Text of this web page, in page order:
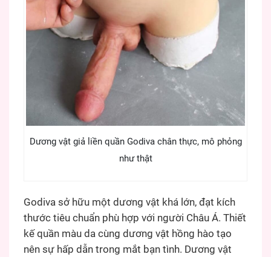
Dương vật giả liền quần Godiva chân thực, mô phỏng
như thật
Godiva sở hữu một dương vật khá lớn, đạt kích
thước tiêu chuẩn phù hợp với người Châu Á. Thiết
kế quần màu da cùng dương vật hồng hào tạo
nên sự hấp dẫn trong mắt bạn tình. Dương vật